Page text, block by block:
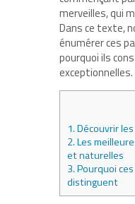
merveilles, qui
Dans ce texte,
énumérer ces
pourquoi ils
exceptionnelles.
1.Découvrir
2.Les
et naturelles
3.Pourquoi
distinguent